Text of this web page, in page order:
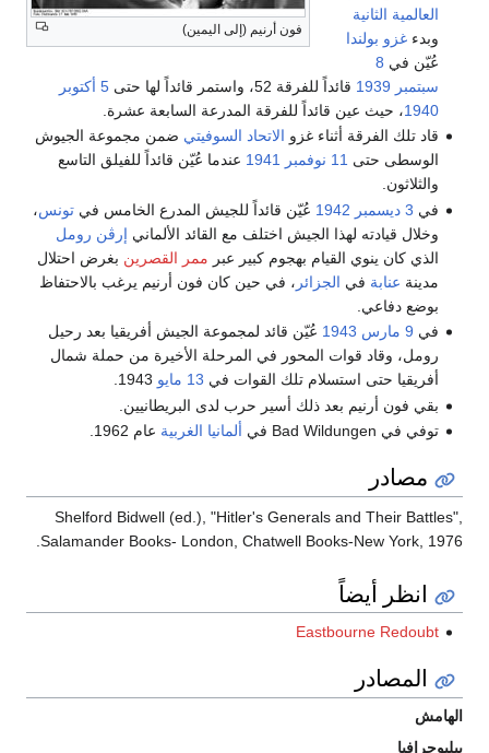
فون أرنيم (إلى اليمين)
العالمية الثانية
وبدءغزو بولندا
عُيّن في 8
سبتمبر 1939 قائداً للفرقة 52، واستمر قائداً لها حتى
5 أكتوبر
1940، حيث عين قائداً للفرقة المدرعة السابعة عشرة.
قاد تلك الفرقة أثناء غزو الاتحاد السوفيتي ضمن مجموعة الجيوش
الوسطى حتى 11 نوفمبر 1941 عندما عُيّن قائداً للفيلق التاسع
والثلاثون.
في 3 ديسمبر 1942 عُيّن قائداً للجيش المدرع الخامس فيتونس،
وخلال قيادته لهذا الجيش اختلف مع القائد الألماني إرڤن رومل
الذي كان ينوي القيام بهجوم كبير عبر ممر القصرين بغرض احتلال
مدينة عنابة في الجزائر ، في حين كان فون أرنيم يرغب بالاحتفاظ
بوضع دفاعي.
في 9 مارس 1943 عُيّن قائد لمجموعة الجيش أفريقيا بعد رحيل
رومل، وقاد قوات المحور في المرحلة الأخيرة من حملة شمال
أفريقيا حتى استسلام تلك القوات في 13 مايو
بقي فون أرنيم بعد ذلك أسير حرب لدى البريطانيين.
توفي في Bad Wildungen في
ألمانيا الغربية عام 1962.
مصادر
Shelford Bidwell (ed.), "Hitler's Generals and Their Battles",
Salamander Books- London, Chatwell Books-New York, 1976.
انظر أيضاً
Eastbourne Redoubt
المصادر
الهامش
ببليوجرافيا